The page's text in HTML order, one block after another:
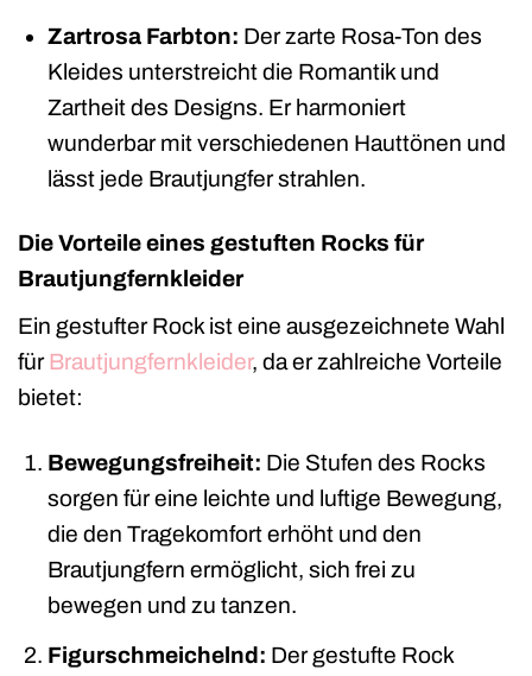
Zartrosa Farbton: Der zarte Rosa-Ton des
Kleides unterstreicht die Romantik und
Zartheit des Designs. Er harmoniert
wunderbar mit verschiedenen Hauttönen und
lässt jede Brautjungfer strahlen.
Die Vorteile eines gestuften Rocks für
Brautjungfernkleider
Ein gestufter Rock ist eine ausgezeichnete Wahl
fürBrautjungfernkleider, da er zahlreiche Vorteile
bietet:
Bewegungsfreiheit: Die Stufen des Rocks
sorgen für eine leichte und luftige Bewegung,
die den Tragekomfort erhöht und den
Brautjungfern ermöglicht, sich frei zu
bewegen und zu tanzen.
Figurschmeichelnd: Der gestufte Rock